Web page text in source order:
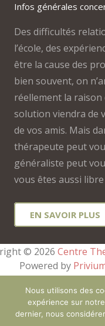
Infos générales
Des difficultés
l’école, des
être la cause des
bien souvent, on
réellement la raison
solution viendra de
de vos amis. Mais
thérapeute peut
généraliste peut
vous êtes aussi
EN SAVOIR PLUS
© 2026 Centre
Powered by
RGPD –
Nous utilisons des
expérience sur
dernier, nous